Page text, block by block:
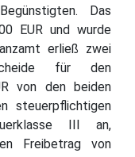
Das
EUR und wurde
erließ zwei
für den
von den beiden
steuerpflichtigen
III an,
Freibetrag von